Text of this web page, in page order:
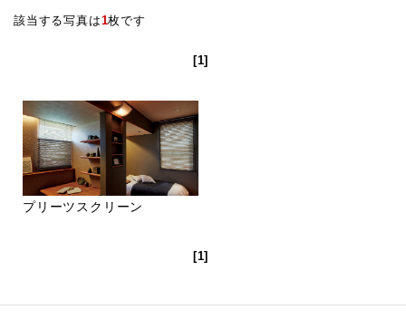
該当する写真は1枚です
[1]
プリーツスクリーン
[1]